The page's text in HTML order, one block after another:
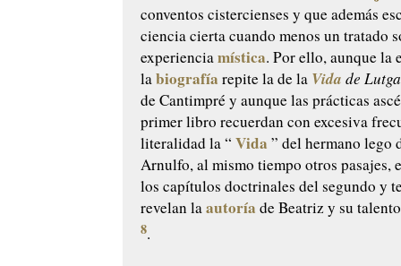
conventos cistercienses y que además
ciencia cierta cuando menos un tratado
experienciamística. Por ello, aunque la
labiografía repite la de la Vida de
de Cantimpré y aunque las prácticas
primer libro recuerdan con excesiva
literalidad la “Vida ” del hermano lego
Arnulfo, al mismo tiempo otros pasajes,
los capítulos doctrinales del segundo y
revelan laautoría de Beatriz y su
8.